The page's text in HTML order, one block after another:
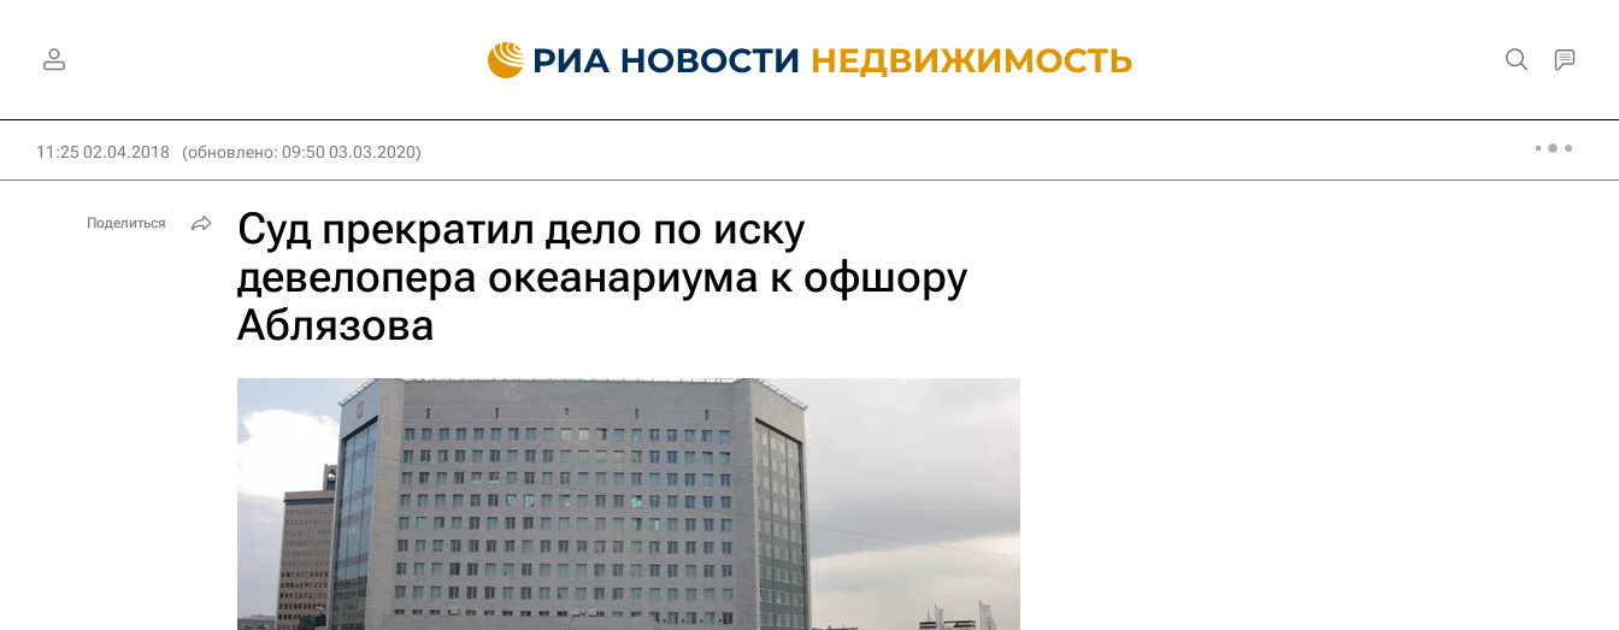
11:25 02.04.2018 (обновлено: 09:50 03.03.2020)
Суд прекратил дело по иску
девелопера океанариума к офшору
Аблязова
Поделиться